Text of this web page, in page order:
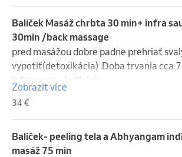
Balíček Masáž chrbta 30 min+ infra
30min /back massage
pred masážou dobre padne prehriať
vypotiť(detoxikácia) .Doba trvania cca
Infrasauna - Indikácie :
Zvyšuje rozťažnosť kolagénových tkanív
Čistí kožu do hĺbky , zlepšuje akné ekzémy , psoriazu
, popáleniny, rôzne poškodenia kože
Spaľuje kalórie - znižuje hmotnosť
odstraňovať celulitídu
Zobrazit více
34 €
Balíček- peeling tela a Abhyangam
masáž 75 min